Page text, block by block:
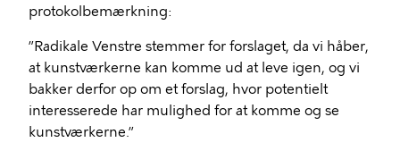
protokolbemærkning:
”Radikale Venstre stemmer for forslaget, da vi håber,
at kunstværkerne kan komme ud at leve igen, og vi
bakker derfor op om et forslag, hvor potentielt
interesserede har mulighed for at komme og se
kunstværkerne.”